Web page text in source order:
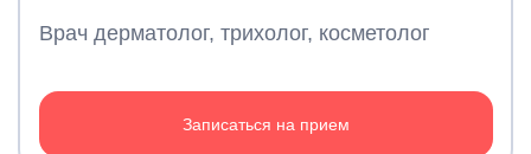
Врач дерматолог, трихолог, косметолог
Записаться на прием